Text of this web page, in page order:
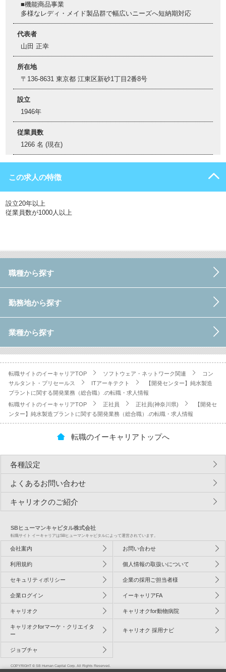
■機能商品事業
多様なレディ・メイド製品群で幅広いニーズへ短納期対応
代表者
山田 正幸
所在地
〒136-8631 東京都 江東区新砂1丁目2番8号
設立
1946年
従業員数
1266 名 (現在)
この求人の特徴
設立20年以上
従業員数が1000人以上
職種から探す
勤務地から探す
業種から探す
転職サイトのイーキャリアTOP ソフトウェア・ネットワーク関連
コン
サルタント・プリセールス
ITアーキテクト
【開発センター】純水製造
プラントに関する開発業務（総合職）.の転職・求人情報
転職サイトのイーキャリアTOP
正社員 正社員(神奈川県)
【開発セ
ンター】純水製造プラントに関する開発業務（総合職）.の転職・求人情報
転職のイーキャリアトップへ
各種設定
よくあるお問い合わせ
キャリオクのご紹介
SBヒューマンキャピタル株式会社
転職サイト イーキャリアはSBヒューマンキャピタルによって運営されています。
会社案内 お問い合わせ
利用規約 個人情報の取扱いについて
セキュリティポリシー 企業の採用ご担当者様
企業ログイン イーキャリアFA
キャリオク キャリオクfor動物病院
キャリオクforマーケ・クリエイタ
ー
キャリオク 採用ナビ
ジョブチャ
COPYRIGHT © SB Human Capital Corp. All Rights Reserved.